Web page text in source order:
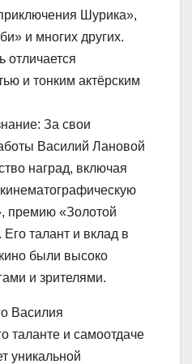
Шурика»,
и многих других.
отличается
и тонким актёрским
За свои
Василий Лановой
наград, включая
премию «Золотой
талант и вклад в
были высоко
и зрителями.
Василия
таланте и самоотдаче
уникальной